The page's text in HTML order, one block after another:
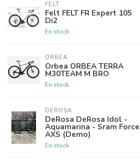
FELT
Felt FELT FR Expert 105
Di2
En stock
ORBEA
Orbea ORBEA TERRA
M30TEAM M BRO
En stock
DEROSA
DeRosa DeRosa Idol -
Aquamarina - Sram Force
AXS (Demo)
En stock